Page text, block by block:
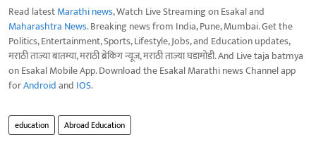
Read latestMarathi news, Watch Live Streaming on Esakal and
Maharashtra News. Breaking news from India, Pune, Mumbai. Get the
Politics, Entertainment, Sports, Lifestyle, Jobs, and Education updates,
मराठी ताज्या बातम्या, मराठी ब्रेकिंग न्यूज, मराठी ताज्या घडामोडी. And Live taja batmya
on Esakal Mobile App. Download the Esakal Marathi news Channel app
forAndroidand IOS.
education Abroad Education